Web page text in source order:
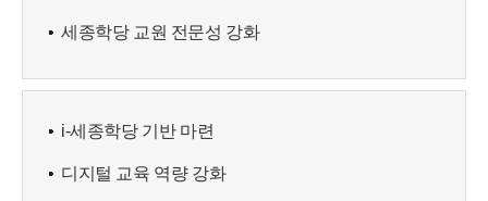
세종학당 교원 전문성 강화
i-세종학당 기반 마련
디지털 교육 역량 강화